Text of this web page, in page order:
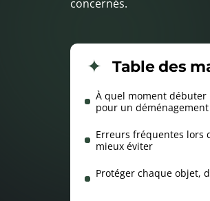
concernés.
Table des
À quel moment débuter
pour un
Erreurs fréquentes lors
mieux éviter
Protéger chaque objet,